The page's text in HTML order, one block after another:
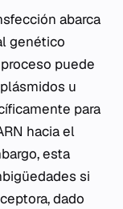
abarca
genético
puede
u
para
hacia el
esta
si
dado